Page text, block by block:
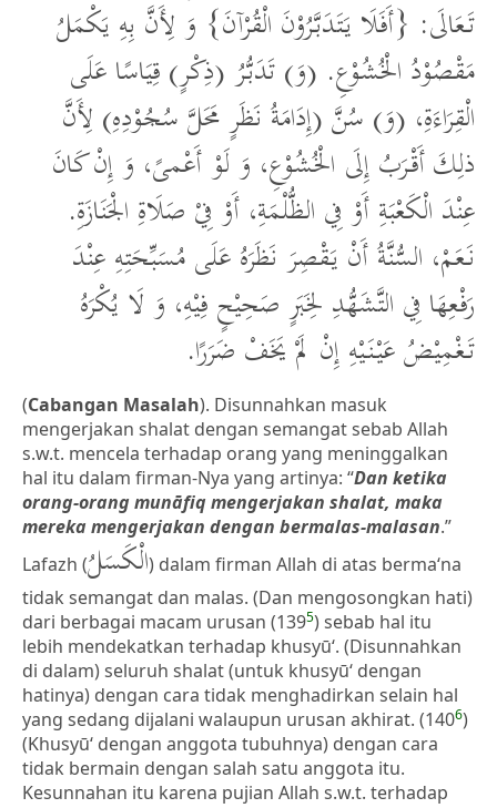
تَعَالَى: {أَفَلَا يَتَدَبَّرُوْنَ الْقُرْآنَ} وَ لِأَنَّ بِهِ يَكْمَلُ
مَقْصُوْدُ الْخُشُوْعِ. (وَ) تَدَبُّرُ (ذِكْرٍ) قِيَاسًا عَلَى
الْقِرَاءَةِ، (وَ) سُنَّ (إِدَامَةُ نَظَرٍ مَحَلَّ سُجُوْدِهِ) لِأَنَّ
ذلِكَ أَقْرَبُ إِلَى الْخُشُوْعِ، وَ لَوْ أَعْمىً، وَ إِنْ كَانَ
عِنْدَ الْكَعْبَةِ أَوْ فِي الظُّلْمَةِ، أَوْ فِيْ صَلَاةِ الْجَنَازَةِ.
نَعَمْ، السُّنَّةُ أَنْ يَقْصِرَ نَظَرَهُ عَلَى مُسَبِّحَتِهِ عِنْدَ
رَفْعِهَا فِي التَّشَهُّدِ لِخَبَرٍ صَحِيْحٍ فِيْهِ، وَ لَا يُكْرَهُ
تَغْمِيْضُ عَيْنَيْهِ إِنْ لَمْ يَخَفْ ضَرَرًا.
(Cabangan Masalah). Disunnahkan masuk
mengerjakan shalat dengan semangat sebab Allah
s.w.t. mencela terhadap orang yang meninggalkan
hal itu dalam firman-Nya yang artinya: “Dan ketika
orang-orang munāfiq mengerjakan shalat, maka
mereka mengerjakan dengan bermalas-malasan.”
Lafazh (الْكَسَلُ) dalam firman Allah di atas berma‘na
tidak semangat dan malas. (Dan mengosongkan hati)
dari berbagai macam urusan (1395) sebab hal itu
lebih mendekatkan terhadap khusyū‘. (Disunnahkan
di dalam) seluruh shalat (untuk khusyū‘ dengan
hatinya) dengan cara tidak menghadirkan selain hal
yang sedang dijalani walaupun urusan akhirat. (1406)
(Khusyū‘ dengan anggota tubuhnya) dengan cara
tidak bermain dengan salah satu anggota itu.
Kesunnahan itu karena pujian Allah s.w.t. terhadap